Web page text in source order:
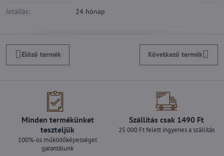
Jótállás: 24 hónap
Előző termék Következő termék
Minden termékünket
teszteljük
100%-os működőképességet
garantálunk
Szállítás csak 1490 Ft
25 000 Ft felett ingyenes a szállítás